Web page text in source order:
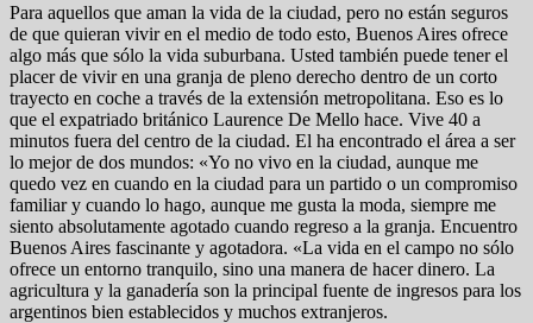
Para aquellos que aman la vida de la ciudad, pero no están seguros
de que quieran vivir en el medio de todo esto, Buenos Aires ofrece
algo más que sólo la vida suburbana. Usted también puede tener el
placer de vivir en una granja de pleno derecho dentro de un corto
trayecto en coche a través de la extensión metropolitana. Eso es lo
que el expatriado británico Laurence De Mello hace. Vive 40 a
minutos fuera del centro de la ciudad. El ha encontrado el área a ser
lo mejor de dos mundos: «Yo no vivo en la ciudad, aunque me
quedo vez en cuando en la ciudad para un partido o un compromiso
familiar y cuando lo hago, aunque me gusta la moda, siempre me
siento absolutamente agotado cuando regreso a la granja. Encuentro
Buenos Aires fascinante y agotadora. «La vida en el campo no sólo
ofrece un entorno tranquilo, sino una manera de hacer dinero. La
agricultura y la ganadería son la principal fuente de ingresos para los
argentinos bien establecidos y muchos extranjeros.